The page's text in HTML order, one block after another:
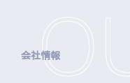
会社情報